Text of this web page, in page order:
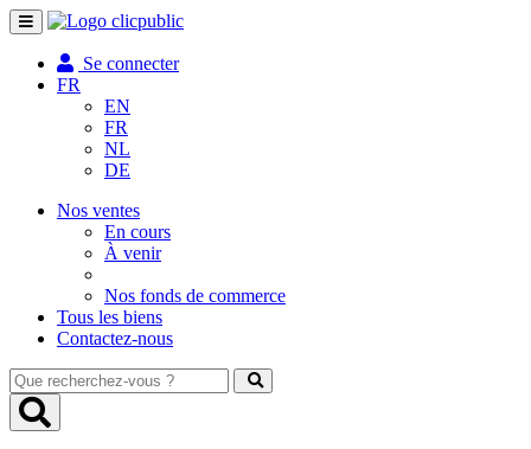
Toggle
navigation
Se connecter
FR
EN
FR
NL
DE
Nos ventes
En cours
À venir
Nos fonds de commerce
Tous les biens
Contactez-nous
Que
recherchez-
vous